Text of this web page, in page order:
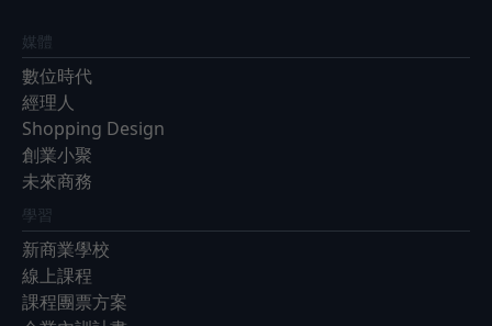
媒體
數位時代
經理人
Shopping Design
創業小聚
未來商務
學習
新商業學校
線上課程
課程團票方案